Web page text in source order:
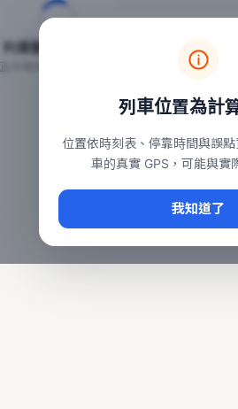
台鐵列車即時位置地圖
本頁顯示目前全台鐵運行中的列車位
常用查詢：
、台中
台鐵即時動態
列車位置為計
位置依時刻表、停靠時間與誤
車的真實 GPS，可能與實
我知道了
列車動態載入中…